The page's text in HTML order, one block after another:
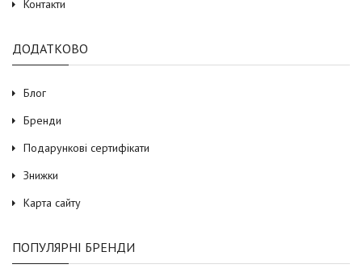
Контакти
ДОДАТКОВО
Блог
Бренди
Подарункові сертифікати
Знижки
Карта сайту
ПОПУЛЯРНІ БРЕНДИ